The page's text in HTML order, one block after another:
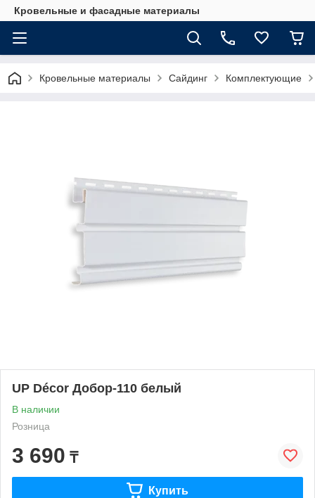
Кровельные и фасадные материалы
Кровельные материалы Сайдинг Комплектующие
UP Décor Добор-110 белый
В наличии
Розница
3 690 ₸
Купить